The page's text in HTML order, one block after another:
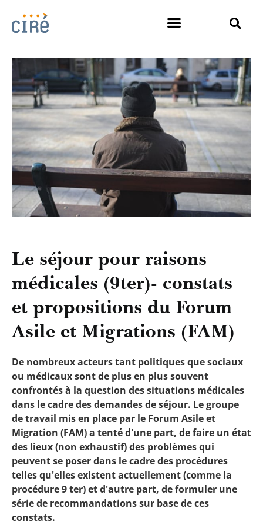
Le séjour pour raisons
médicales (9ter)- constats
et propositions du Forum
Asile et Migrations (FAM)
De nombreux acteurs tant politiques que sociaux
ou médicaux sont de plus en plus souvent
confrontés à la question des situations médicales
dans le cadre des demandes de séjour. Le groupe
de travail mis en place par le Forum Asile et
Migration (FAM) a tenté d'une part, de faire un état
des lieux (non exhaustif) des problèmes qui
peuvent se poser dans le cadre des procédures
telles qu'elles existent actuellement (comme la
procédure 9 ter) et d'autre part, de formuler une
série de recommandations sur base de ces
constats.